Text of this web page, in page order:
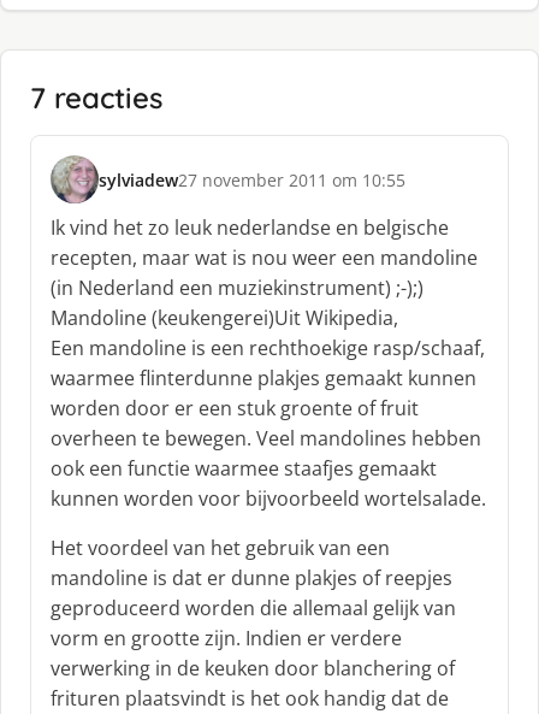
7 reacties
sylviadew
s
c
h
r
e
e
f
27 november 2011 om 10:55
Ik vind het zo leuk nederlandse en belgische
recepten, maar wat is nou weer een mandoline
(in Nederland een muziekinstrument) ;-);)
Mandoline (keukengerei)Uit Wikipedia,
Een mandoline is een rechthoekige rasp/schaaf,
waarmee flinterdunne plakjes gemaakt kunnen
worden door er een stuk groente of fruit
overheen te bewegen. Veel mandolines hebben
ook een functie waarmee staafjes gemaakt
kunnen worden voor bijvoorbeeld wortelsalade.
Het voordeel van het gebruik van een
mandoline is dat er dunne plakjes of reepjes
geproduceerd worden die allemaal gelijk van
vorm en grootte zijn. Indien er verdere
verwerking in de keuken door blanchering of
frituren plaatsvindt is het ook handig dat de